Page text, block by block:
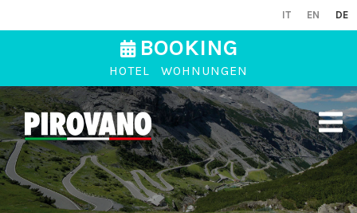
IT EN DE
BOOKING
HOTEL WOHNUNGEN